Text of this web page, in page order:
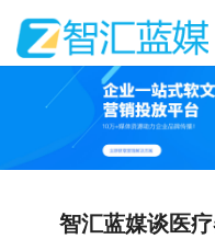
智汇蓝媒谈医